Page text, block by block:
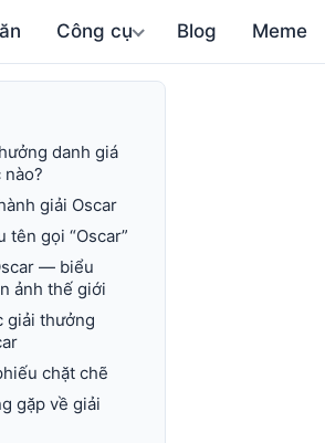
Công cụ Blog Meme
danh giá
giải Oscar
tên gọi “Oscar”
— biểu
ảnh thế giới
giải thưởng
chặt chẽ
gặp về giải